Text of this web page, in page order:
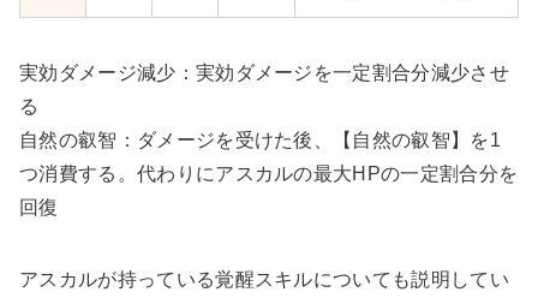
実効ダメージ減少：実効ダメージを一定割合分減少させ
る
自然の叡智：ダメージを受けた後、【自然の叡智】を1
つ消費する。代わりにアスカルの最大HPの一定割合分を
回復
アスカルが持っている覚醒スキルについても説明してい